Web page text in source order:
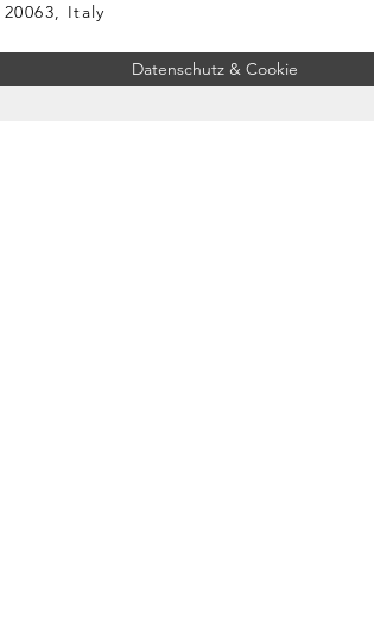
20063, Italy
Datenschutz & Cookie